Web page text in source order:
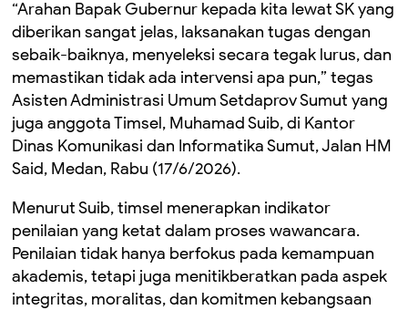
“Arahan Bapak Gubernur kepada kita lewat SK yang
diberikan sangat jelas, laksanakan tugas dengan
sebaik-baiknya, menyeleksi secara tegak lurus, dan
memastikan tidak ada intervensi apa pun,” tegas
Asisten Administrasi Umum Setdaprov Sumut yang
juga anggota Timsel, Muhamad Suib, di Kantor
Dinas Komunikasi dan Informatika Sumut, Jalan HM
Said, Medan, Rabu (17/6/2026).
Menurut Suib, timsel menerapkan indikator
penilaian yang ketat dalam proses wawancara.
Penilaian tidak hanya berfokus pada kemampuan
akademis, tetapi juga menitikberatkan pada aspek
integritas, moralitas, dan komitmen kebangsaan